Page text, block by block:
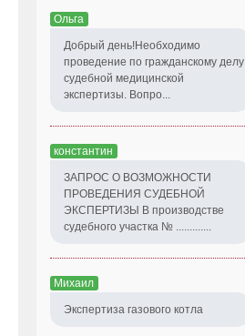
Ольга
Добрый день!Необходимо
проведение по гражданскому делу
судебной медицинской
экспертизы. Вопро...
константин
ЗАПРОС О ВОЗМОЖНОСТИ
ПРОВЕДЕНИЯ СУДЕБНОЙ
ЭКСПЕРТИЗЫ В производстве
судебного участка № .............
Михаил
Экспертиза газового котла